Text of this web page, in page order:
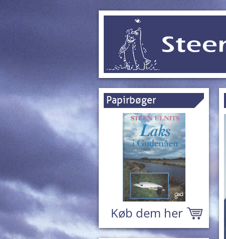
Papirbøger
Køb dem her